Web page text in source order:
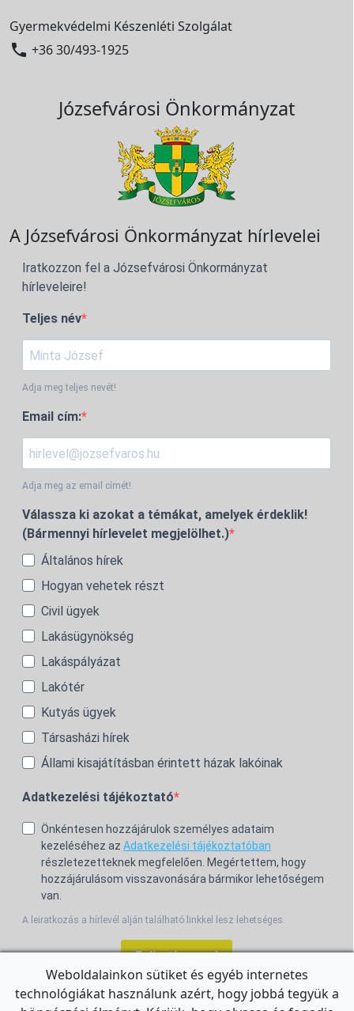
Gyermekvédelmi Készenléti Szolgálat
 +36 30/493-1925
Józsefvárosi Önkormányzat
A Józsefvárosi Önkormányzat hírlevelei
Iratkozzon fel a Józsefvárosi Önkormányzat
hírleveleire!
Teljes név
Adja meg teljes nevét!
Email cím:
Adja meg az email címét!
Válassza ki azokat a témákat, amelyek érdeklik!
(Bármennyi hírlevelet megjelölhet.)
Általános hírek
Hogyan vehetek részt
Civil ügyek
Lakásügynökség
Lakáspályázat
Lakótér
Kutyás ügyek
Társasházi hírek
Állami kisajátításban érintett házak lakóinak
Adatkezelési tájékoztató
Önkéntesen hozzájárulok személyes adataim
kezeléséhez az Adatkezelési tájékoztatóban
részletezetteknek megfelelően. Megértettem, hogy
hozzájárulásom visszavonására bármikor lehetőségem
van.
A leiratkozás a hírlevél alján található linkkel lesz lehetséges.
Feliratkozom!
Weboldalainkon sütiket és egyéb internetes
technológiákat használunk azért, hogy jobbá tegyük a